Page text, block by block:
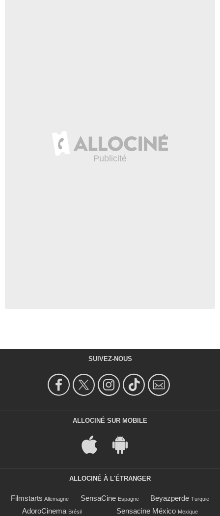
SUIVEZ-NOUS
ALLOCINÉ SUR MOBILE
ALLOCINÉ À L'ÉTRANGER
Filmstarts Allemagne SensaCine Espagne Beyazperde Turquie
AdoroCinema Brésil Sensacine México Mexique